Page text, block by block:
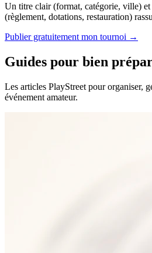
Un titre clair (format, catégorie, ville)
(règlement, dotations, restauration)
Publier gratuitement mon tournoi →
Guides pour bien
Les articles PlayStreet pour organiser,
événement amateur.